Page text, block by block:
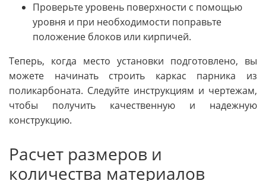
Проверьте уровень поверхности с помощью
уровня и при необходимости поправьте
положение блоков или кирпичей.
Теперь, когда место установки подготовлено, вы
можете начинать строить каркас парника из
поликарбоната. Следуйте инструкциям и чертежам,
чтобы получить качественную и надежную
конструкцию.
Расчет размеров и
количества материалов